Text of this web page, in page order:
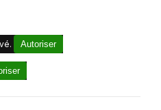
Autoriser